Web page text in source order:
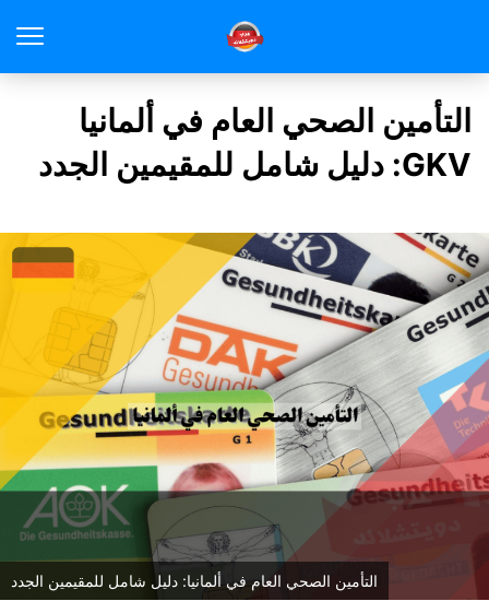
التأمين الصحي العام في ألمانيا
GKV: دليل شامل للمقيمين الجدد
التأمين الصحي العام في ألمانيا: دليل شامل للمقيمين الجدد